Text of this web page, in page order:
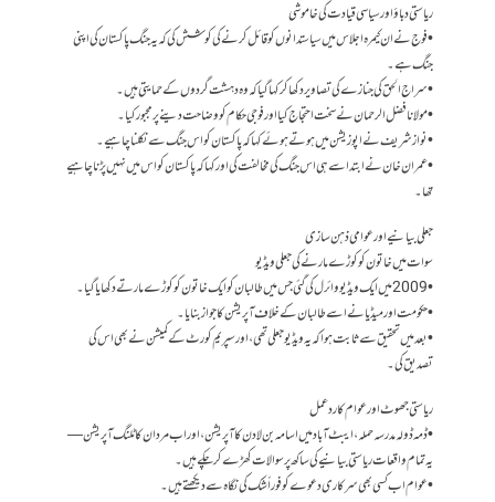
ریاستی دباؤ اور سیاسی قیادت کی خاموشی
• فوج نے ان کیمرہ اجلاس میں سیاستدانوں کو قائل کرنے کی کوشش کی کہ یہ جنگ پاکستان کی اپنی
جنگ ہے۔
• سراج الحق کی جنازے کی تصاویر دکھا کر کہا گیا کہ وہ دہشت گردوں کے حمایتی ہیں۔
• مولانا فضل الرحمان نے سخت احتجاج کیا اور فوجی حکام کو وضاحت دینے پر مجبور کیا۔
• نواز شریف نے اپوزیشن میں ہوتے ہوئے کہا کہ پاکستان کو اس جنگ سے نکلنا چاہیے۔
• عمران خان نے ابتدا سے ہی اس جنگ کی مخالفت کی اور کہا کہ پاکستان کو اس میں نہیں پڑنا چاہیے
تھا۔
جعلی بیانیے اور عوامی ذہن سازی
سوات میں خاتون کو کوڑے مارنے کی جعلی ویڈیو
• 2009 میں ایک ویڈیو وائرل کی گئی جس میں طالبان کو ایک خاتون کو کوڑے مارتے دکھایا گیا۔
• حکومت اور میڈیا نے اسے طالبان کے خلاف آپریشن کا جواز بنایا۔
• بعد میں تحقیق سے ثابت ہوا کہ یہ ویڈیو جعلی تھی، اور سپریم کورٹ کے کمیشن نے بھی اس کی
تصدیق کی۔
ریاستی جھوٹ اور عوام کا ردعمل
• ڈمہ ڈولہ مدرسہ حملہ، ایبٹ آباد میں اسامہ بن لادن کا آپریشن، اور اب مردان کاٹلنگ آپریشن—
یہ تمام واقعات ریاستی بیانیے کی ساکھ پر سوالات کھڑے کر چکے ہیں۔
• عوام اب کسی بھی سرکاری دعوے کو فوراً شک کی نگاہ سے دیکھتے ہیں۔